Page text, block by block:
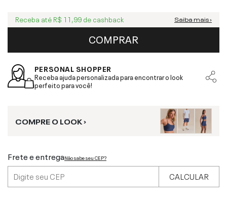
Receba até R$ 11,99 de cashback Saiba mais ›
COMPRAR
PERSONAL SHOPPER
Receba ajuda personalizada para encontrar o look
perfeito para você!
COMPRE O LOOK ›
Frete e entregaNão sabe seu CEP?
CALCULAR